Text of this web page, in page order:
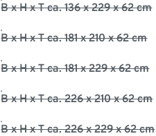
B x H x T ca. 136 x 229 x 62 cm
B x H x T ca. 181 x 210 x 62 cm
B x H x T ca. 181 x 229 x 62 cm
B x H x T ca. 226 x 210 x 62 cm
B x H x T ca. 226 x 229 x 62 cm